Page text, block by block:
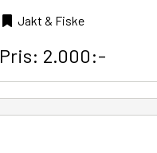
Jakt & Fiske
Pris: 2.000:-